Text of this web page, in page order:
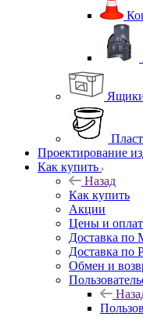
Ящики
Проектирование
Как купить
Назад
Как купить
Акции
Цены и
Доставка по
Доставка по
Обмен и